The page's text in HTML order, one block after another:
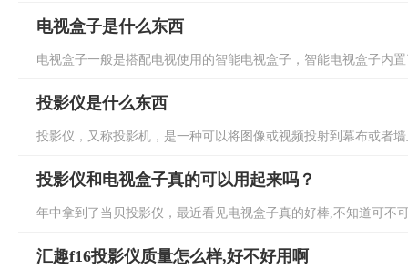
电视盒子是什么东西
电视盒子一般是搭配电视使用的智能电视盒子，智能电视盒子内
投影仪是什么东西
投影仪，又称投影机，是一种可以将图像或视频投射到幕布或者
投影仪和电视盒子真的可以用起来吗？
年中拿到了当贝投影仪，最近看见电视盒子真的好棒,不知道可不
汇趣f16投影仪质量怎么样,好不好用啊